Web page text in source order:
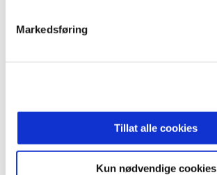
Markedsføring
Tillat alle cookies
Kun nødvendige cookies
Egersund - Sandnes Ulf 2-0